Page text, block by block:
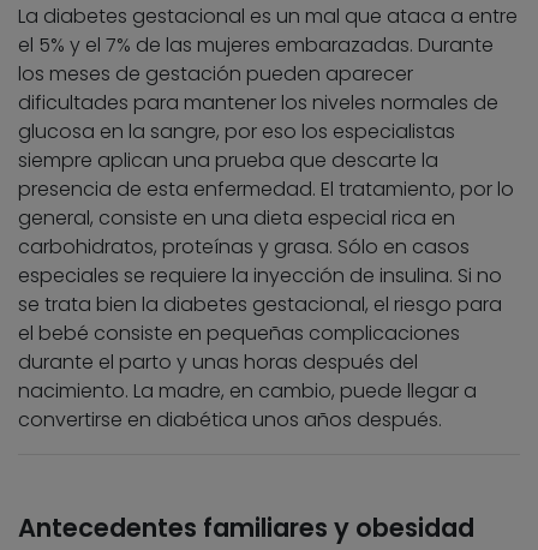
La diabetes gestacional es un mal que ataca a entre
el 5% y el 7% de las mujeres embarazadas. Durante
los meses de gestación pueden aparecer
dificultades para mantener los niveles normales de
glucosa en la sangre, por eso los especialistas
siempre aplican una prueba que descarte la
presencia de esta enfermedad. El tratamiento, por lo
general, consiste en una dieta especial rica en
carbohidratos, proteínas y grasa. Sólo en casos
especiales se requiere la inyección de insulina. Si no
se trata bien la diabetes gestacional, el riesgo para
el bebé consiste en pequeñas complicaciones
durante el parto y unas horas después del
nacimiento. La madre, en cambio, puede llegar a
convertirse en diabética unos años después.
Antecedentes familiares y obesidad